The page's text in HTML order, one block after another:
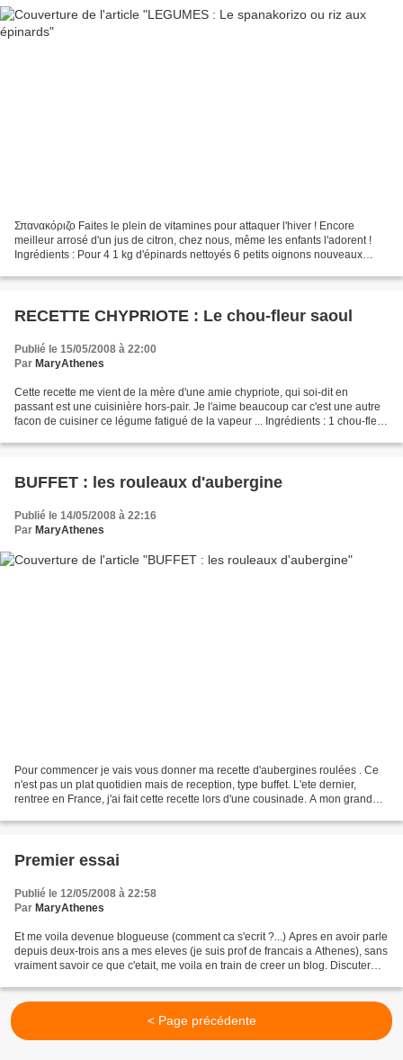
Σπανακόριζο Faites le plein de vitamines pour attaquer l'hiver ! Encore
meilleur arrosé d'un jus de citron, chez nous, même les enfants l'adorent !
Ingrédients : Pour 4 1 kg d'épinards nettoyés 6 petits oignons nouveaux
RECETTE CHYPRIOTE : Le chou-fleur saoul
Publié le 15/05/2008 à 22:00
Par MaryAthenes
Cette recette me vient de la mère d'une amie chypriote, qui soi-dit en
passant est une cuisinière hors-pair. Je l'aime beaucoup car c'est une autre
facon de cuisiner ce légume fatigué de la vapeur ... Ingrédients : 1 chou-fleur
BUFFET : les rouleaux d'aubergine
Publié le 14/05/2008 à 22:16
Par MaryAthenes
Pour commencer je vais vous donner ma recette d'aubergines roulées . Ce
n'est pas un plat quotidien mais de reception, type buffet. L'ete dernier,
rentree en France, j'ai fait cette recette lors d'une cousinade. A mon grand
Premier essai
Publié le 12/05/2008 à 22:58
Par MaryAthenes
Et me voila devenue blogueuse (comment ca s'ecrit ?...) Apres en avoir parle
depuis deux-trois ans a mes eleves (je suis prof de francais a Athenes), sans
vraiment savoir ce que c'etait, me voila en train de creer un blog. Discuter
< Page précédente